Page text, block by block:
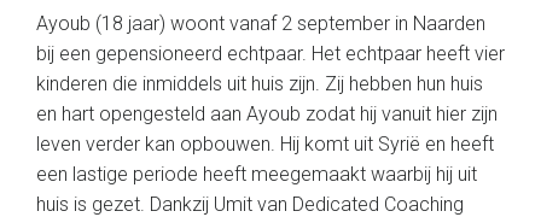
Ayoub (18 jaar) woont vanaf 2 september in Naarden
bij een gepensioneerd echtpaar. Het echtpaar heeft vier
kinderen die inmiddels uit huis zijn. Zij hebben hun huis
en hart opengesteld aan Ayoub zodat hij vanuit hier zijn
leven verder kan opbouwen. Hij komt uit Syrië en heeft
een lastige periode heeft meegemaakt waarbij hij uit
huis is gezet. Dankzij Umit van Dedicated Coaching